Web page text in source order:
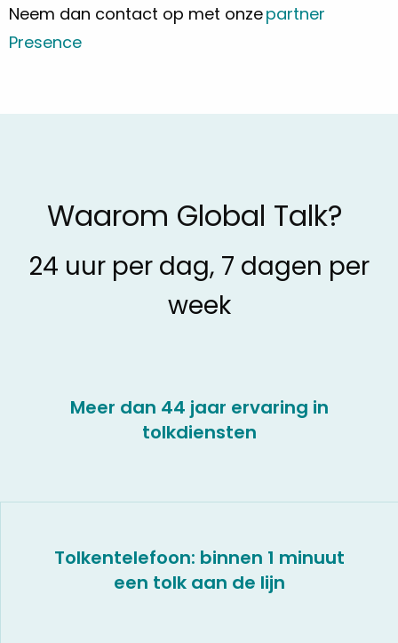
Neem dan contact op met onzepartner
Presence
Waarom Global Talk?
24 uur per dag, 7 dagen per
week
Meer dan 44 jaar ervaring in
tolkdiensten
Tolkentelefoon: binnen 1 minuut
een tolk aan de lijn